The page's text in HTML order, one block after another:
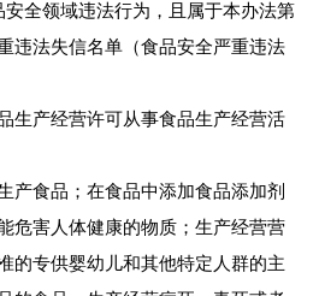
安全领域违法行为，且属于本办法第
违法失信名单（食品安全严重违法
产经营许可从事食品生产经营活
食品；在食品中添加食品添加剂
危害人体健康的物质；生产经营营
的专供婴幼儿和其他特定人群的主